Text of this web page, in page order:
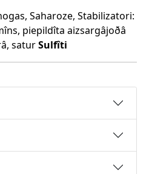
Saharoze, Stabilizatori:
piepildîta aizsargâjoðâ
saturSulfîti